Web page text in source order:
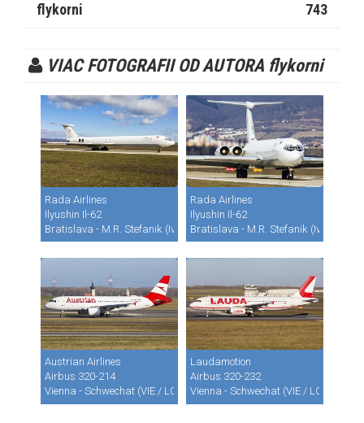
flykorni 743
VIAC FOTOGRAFII OD AUTORA flykorni
Rada Airlines
Ilyushin Il-62
Bratislava - M.R. Stefanik (Ivanka) (BTS / LZIB)
Rada Airlines
Ilyushin Il-62
Bratislava - M.R. Stefanik (Ivanka)
Austrian Airlines
Airbus 320-214
Vienna - Schwechat (VIE / LOWW)
Laudamotion
Airbus 320-232
Vienna - Schwechat (VIE / LOWW)